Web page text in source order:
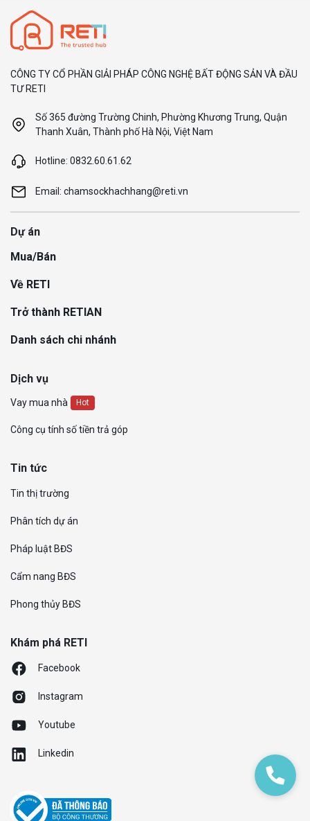
CÔNG TY CỔ PHẦN GIẢI PHÁP CÔNG NGHỆ BẤT ĐỘNG SẢN VÀ ĐẦU
TƯ RETI
Số 365 đường Trường Chinh, Phường Khương Trung, Quận
Thanh Xuân, Thành phố Hà Nội, Việt Nam
Hotline: 0832.60.61.62
Email: chamsockhachhang@reti.vn
Dự án
Mua/Bán
Về RETI
Trở thành RETIAN
Danh sách chi nhánh
Dịch vụ
Vay mua nhà Hot
Công cụ tính số tiền trả góp
Tin tức
Tin thị trường
Phân tích dự án
Pháp luật BĐS
Cẩm nang BĐS
Phong thủy BĐS
Khám phá RETI
Facebook
Instagram
Youtube
Linkedin